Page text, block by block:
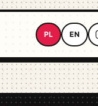
PL EN